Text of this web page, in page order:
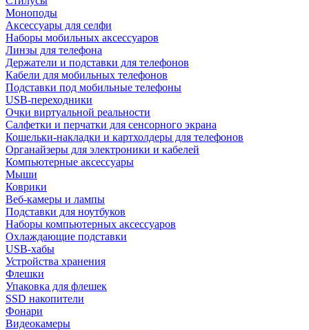
Моноподы
Аксессуары для селфи
Наборы мобильных аксессуаров
Линзы для телефона
Держатели и подставки для телефонов
Кабели для мобильных телефонов
Подставки под мобильные телефоны
USB-переходники
Очки виртуальной реальности
Салфетки и перчатки для сенсорного экрана
Кошельки-накладки и картхолдеры для телефонов
Органайзеры для электроники и кабелей
Компьютерные аксессуары
Мыши
Коврики
Веб-камеры и лампы
Подставки для ноутбуков
Наборы компьютерных аксессуаров
Охлаждающие подставки
USB-хабы
Устройства хранения
Флешки
Упаковка для флешек
SSD накопители
Фонари
Видеокамеры